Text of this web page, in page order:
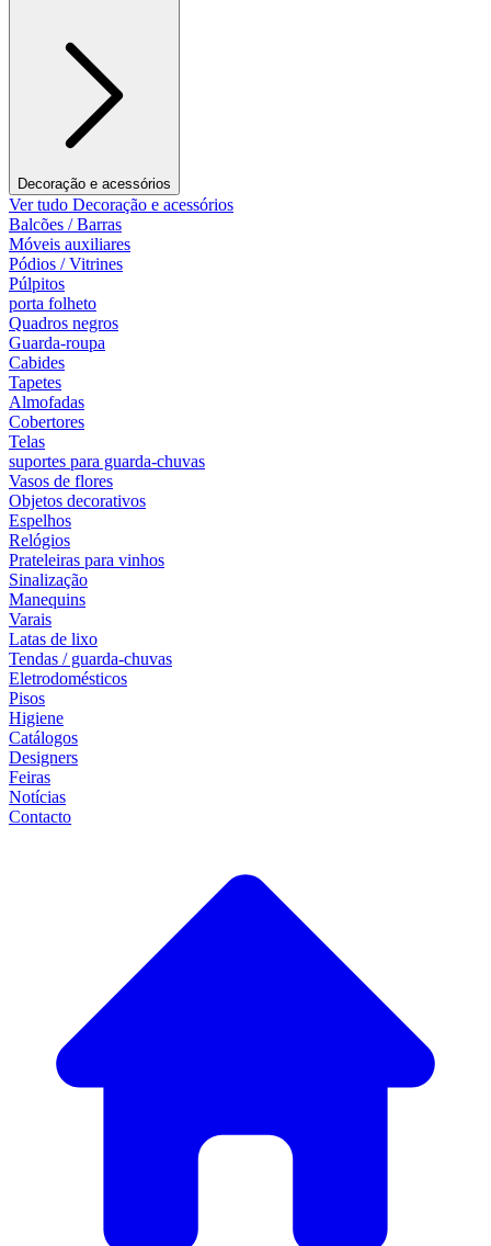
Decoração e acessórios
Ver tudo Decoração e acessórios
Balcões / Barras
Móveis auxiliares
Pódios / Vitrines
Púlpitos
porta folheto
Quadros negros
Guarda-roupa
Cabides
Tapetes
Almofadas
Cobertores
Telas
suportes para guarda-chuvas
Vasos de flores
Objetos decorativos
Espelhos
Relógios
Prateleiras para vinhos
Sinalização
Manequins
Varais
Latas de lixo
Tendas / guarda-chuvas
Eletrodomésticos
Pisos
Higiene
Catálogos
Designers
Feiras
Notícias
Contacto